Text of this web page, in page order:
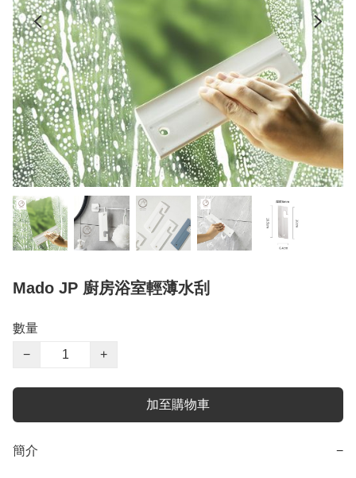
Mado JP 廚房浴室輕薄水刮
數量
−
+
加至購物車
簡介 −